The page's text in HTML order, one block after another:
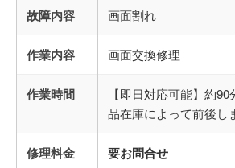
故障内容 画面割れ
作業内容 画面交換修理
作業時間
【即日対応可能】約
品在庫によって前後し
修理料金 要お問合せ